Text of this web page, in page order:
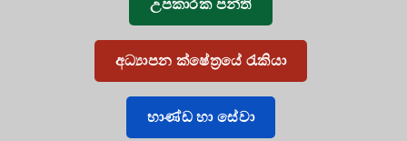
උපකාරක පන්ති
අධ්‍යාපන ක්ෂේත්‍රයේ රැකියා
භාණ්ඩ හා සේවා